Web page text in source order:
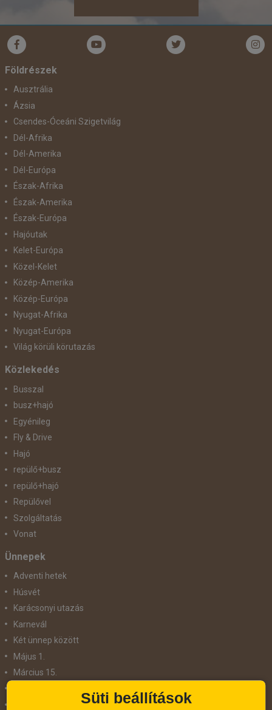
Földrészek
Ausztrália
Ázsia
Csendes-Óceáni Szigetvilág
Dél-Afrika
Dél-Amerika
Dél-Európa
Észak-Afrika
Észak-Amerika
Észak-Európa
Hajóutak
Kelet-Európa
Közel-Kelet
Közép-Amerika
Közép-Európa
Nyugat-Afrika
Nyugat-Európa
Világ körüli körutazás
Közlekedés
Busszal
busz+hajó
Egyénileg
Fly & Drive
Hajó
repülő+busz
repülő+hajó
Repülővel
Szolgáltatás
Vonat
Ünnepek
Adventi hetek
Húsvét
Karácsonyi utazás
Karnevál
Két ünnep között
Május 1.
Március 15.
Süti beállítások